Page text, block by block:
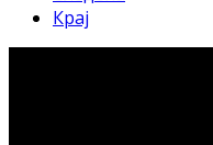
Крај